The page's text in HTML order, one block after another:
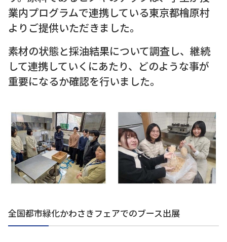
業内プログラムで連携している東京都檜原村
よりご提供いただきました。
素材の状態と採油結果について調査し、継続
して連携していくにあたり、どのような事が
重要になるか確認を⾏いました。
全国都市緑化かわさきフェアでのブース出展